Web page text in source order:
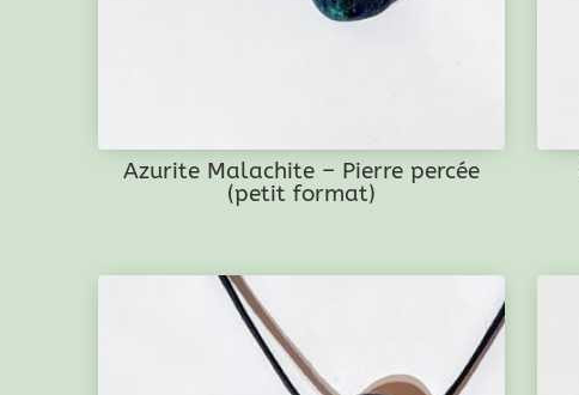
Azurite Malachite – Pierre percée
(petit format)